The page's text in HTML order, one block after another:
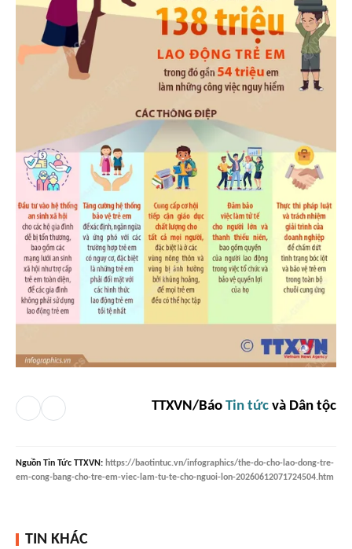
TTXVN/Báo Tin tức và Dân tộc
Nguồn Tin Tức TTXVN: https://baotintuc.vn/infographics/the-do-cho-lao-dong-tre-
em-cong-bang-cho-tre-em-viec-lam-tu-te-cho-nguoi-lon-20260612071724504.htm
TIN KHÁC